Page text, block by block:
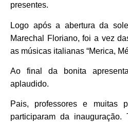
presentes.
Logo após a abertura da
Marechal Floriano, foi a vez
as músicas italianas “Merica,
Ao final da bonita
aplaudido.
Pais, professores e muitas
participaram da